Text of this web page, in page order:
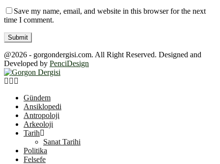
Save my name, email, and website in this browser for the next
time I comment.
@2026 - gorgondergisi.com. All Right Reserved. Designed and
Developed by PenciDesign
Facebook
Twitter
Gündem
Ansiklopedi
Antropoloji
Arkeoloji
Tarih
Sanat Tarihi
Politika
Felsefe